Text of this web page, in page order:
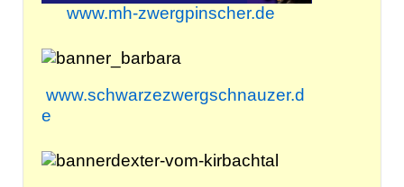
www.mh-zwergpinscher.de
www.schwarzezwergschnauzer.d
e